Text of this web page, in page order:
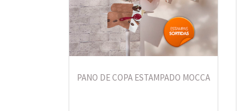
PANO DE COPA ESTAMPADO MOCCA